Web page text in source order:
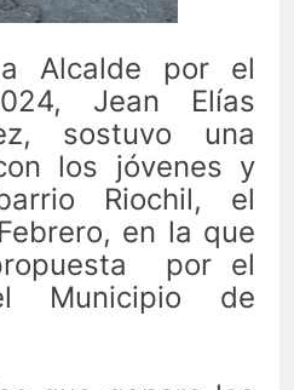
Alcalde por el
Jean Elías
sostuvo una
los jóvenes y
Riochil, el
en la que
por el
Municipio de